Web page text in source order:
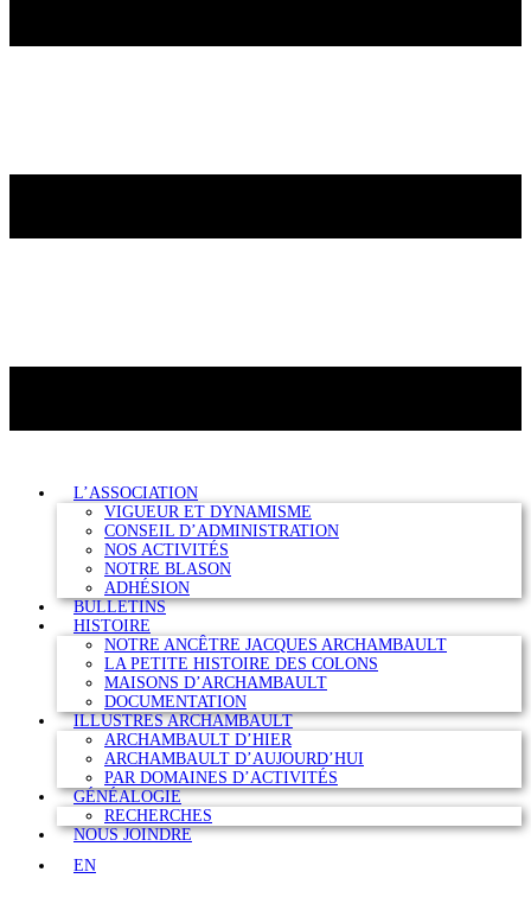
L’ASSOCIATION
VIGUEUR ET DYNAMISME
CONSEIL D’ADMINISTRATION
NOS ACTIVITÉS
NOTRE BLASON
ADHÉSION
BULLETINS
HISTOIRE
NOTRE ANCÊTRE JACQUES ARCHAMBAULT
LA PETITE HISTOIRE DES COLONS
MAISONS D’ARCHAMBAULT
DOCUMENTATION
ILLUSTRES ARCHAMBAULT
ARCHAMBAULT D’HIER
ARCHAMBAULT D’AUJOURD’HUI
PAR DOMAINES D’ACTIVITÉS
GÉNÉALOGIE
RECHERCHES
NOUS JOINDRE
EN